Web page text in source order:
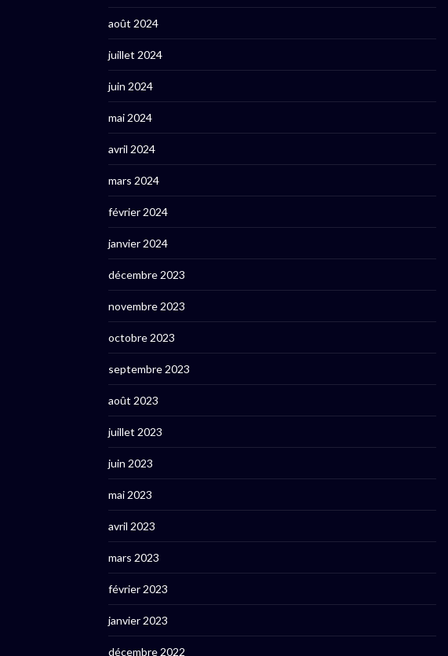
août 2024
juillet 2024
juin 2024
mai 2024
avril 2024
mars 2024
février 2024
janvier 2024
décembre 2023
novembre 2023
octobre 2023
septembre 2023
août 2023
juillet 2023
juin 2023
mai 2023
avril 2023
mars 2023
février 2023
janvier 2023
décembre 2022